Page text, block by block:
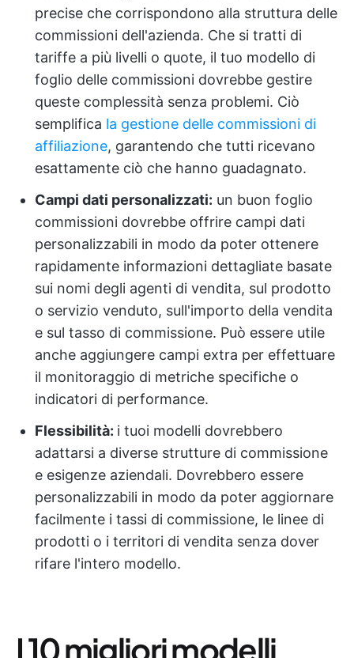
precise che corrispondono alla struttura delle
commissioni dell'azienda. Che si tratti di
tariffe a più livelli o quote, il tuo modello di
foglio delle commissioni dovrebbe gestire
queste complessità senza problemi. Ciò
semplifica la gestione delle commissioni di
affiliazione, garantendo che tutti ricevano
esattamente ciò che hanno guadagnato.
Campi dati personalizzati: un buon foglio
commissioni dovrebbe offrire campi dati
personalizzabili in modo da poter ottenere
rapidamente informazioni dettagliate basate
sui nomi degli agenti di vendita, sul prodotto
o servizio venduto, sull'importo della vendita
e sul tasso di commissione. Può essere utile
anche aggiungere campi extra per effettuare
il monitoraggio di metriche specifiche o
indicatori di performance.
Flessibilità: i tuoi modelli dovrebbero
adattarsi a diverse strutture di commissione
e esigenze aziendali. Dovrebbero essere
personalizzabili in modo da poter aggiornare
facilmente i tassi di commissione, le linee di
prodotti o i territori di vendita senza dover
rifare l'intero modello.
I 10 migliori modelli